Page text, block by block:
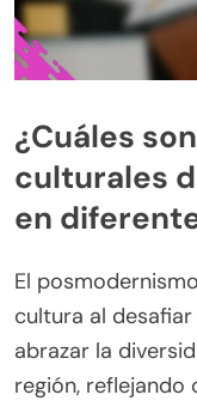
¿Cuáles
culturales
en
El
cultura al
abrazar la
región, reflejando